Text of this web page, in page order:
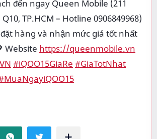
đến ngay Queen Mobile (211
TP.HCM – Hotline 0906849968)
hàng và nhận mức giá tốt nhất
Website https://queenmobile.vn
#iQOO15GiaRe #GiaTotNhat